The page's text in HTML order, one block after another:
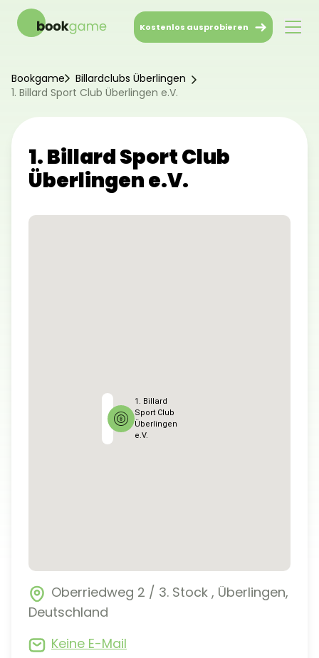
Kostenlos ausprobieren
Bookgame
Billardclubs Überlingen
1. Billard Sport Club Überlingen e.V.
1. Billard Sport Club
Überlingen e.V.
1. Billard
Sport Club
Überlingen
e.V.
Oberriedweg 2 / 3. Stock , Überlingen,
Deutschland
Keine E-Mail